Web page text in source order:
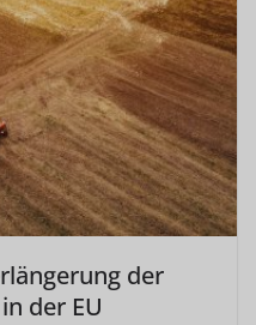
der
der EU